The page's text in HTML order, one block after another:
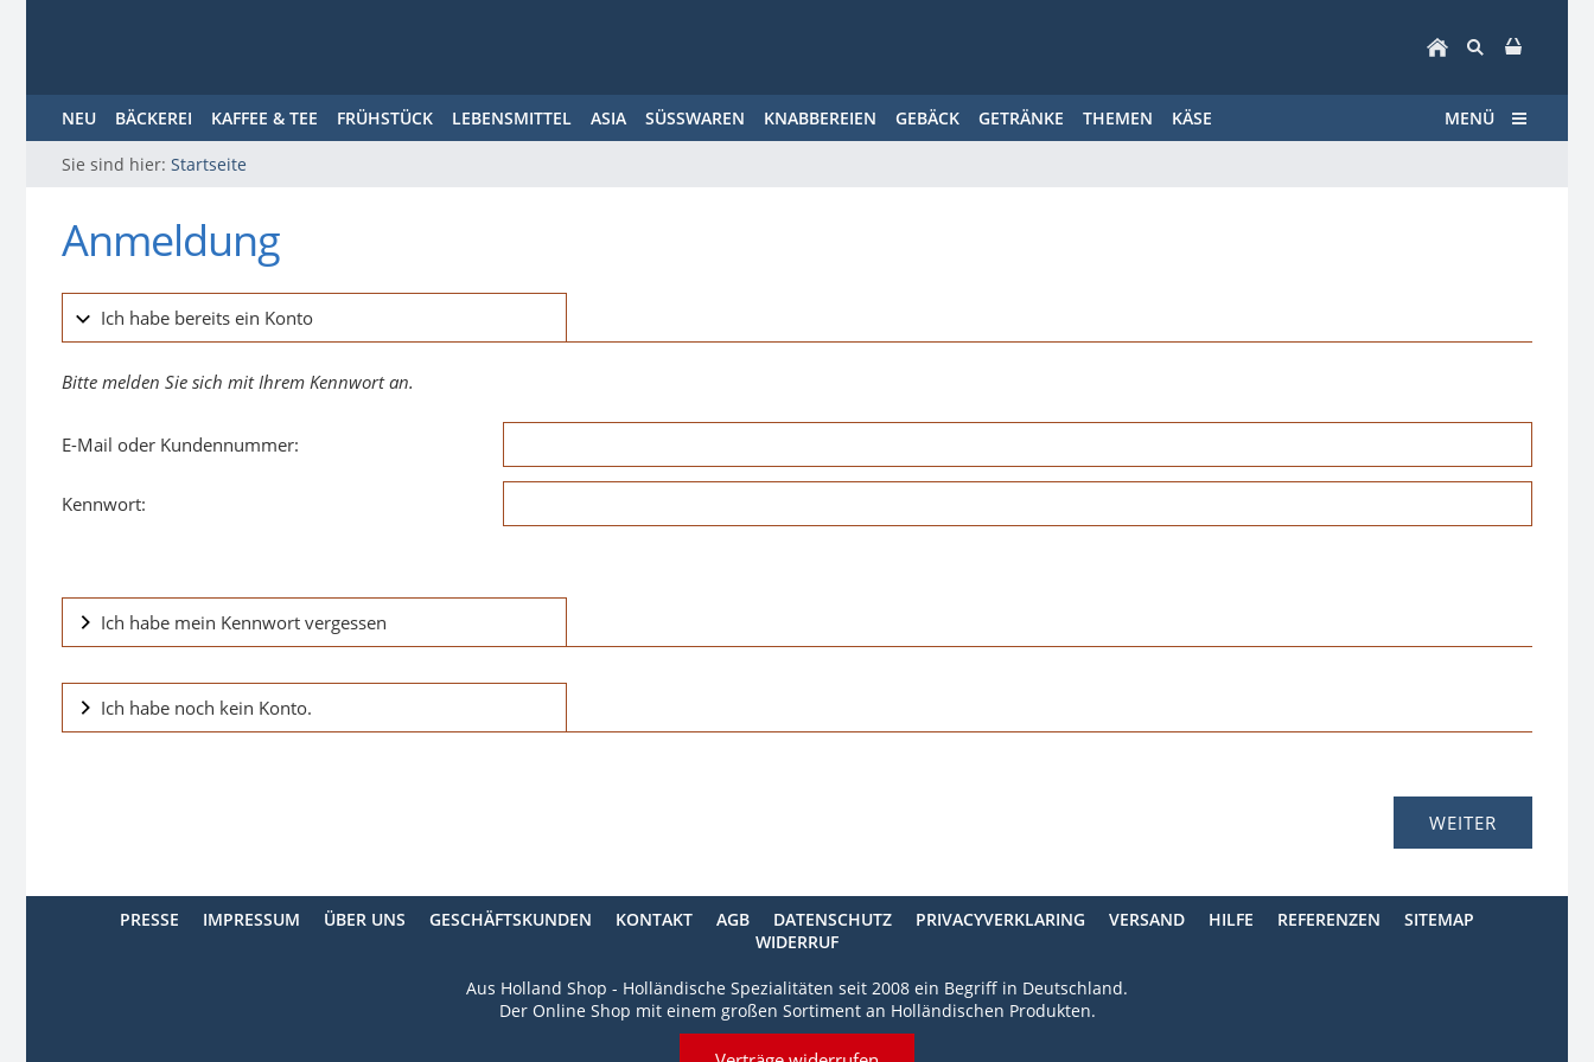
NEU BÄCKEREI KAFFEE & TEE FRÜHSTÜCK LEBENSMITTEL ASIA SÜSSWAREN KNABBEREIEN GEBÄCK GETRÄNKE THEMEN KÄSE MENÜ
Sie sind hier: Startseite
Anmeldung
Ich habe bereits ein Konto
Bitte melden Sie sich mit Ihrem Kennwort an.
E-Mail oder Kundennummer:
Kennwort:
Ich habe mein Kennwort vergessen
Ich habe noch kein Konto.
PRESSE IMPRESSUM ÜBER UNS GESCHÄFTSKUNDEN KONTAKT AGB DATENSCHUTZ PRIVACYVERKLARING VERSAND HILFE REFERENZEN
SITEMAP
WIDERRUF
Aus Holland Shop - Holländische Spezialitäten seit 2008 ein Begriff in Deutschland.
Der Online Shop mit einem großen Sortiment an Holländischen Produkten.